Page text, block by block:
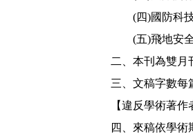
(四)國防科技
(五)飛地安全
二、本刊為雙月
三、文稿字數每
【違反學術著
四、來稿依學術